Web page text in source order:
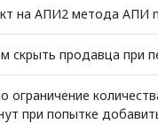
на АПИ2 метода АПИ
скрыть продавца при
ограничение
при попытке